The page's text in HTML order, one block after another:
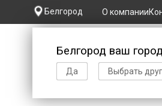
Белгород
Белгород ваш
Да Выбрать
О компании